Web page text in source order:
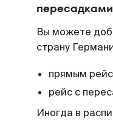
пересадками
Вы можете
страну
прямым
рейс с
Иногда в